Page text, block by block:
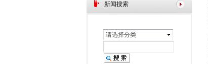
新闻搜索
请选择分类